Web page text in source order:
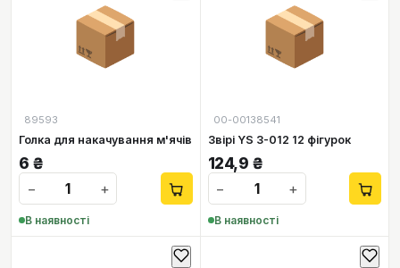
📦
89593
Голка для накачування м'ячів
6 ₴
−
+
В наявності
📦
00-00138541
Звірі YS 3-012 12 фігурок
124,9 ₴
−
+
В наявності